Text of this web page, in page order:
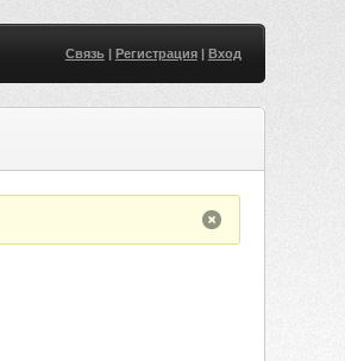
Связь| Регистрация| Вход